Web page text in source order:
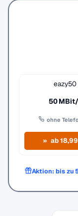
eazy50
50
ohne
ab
Aktion: bis zu